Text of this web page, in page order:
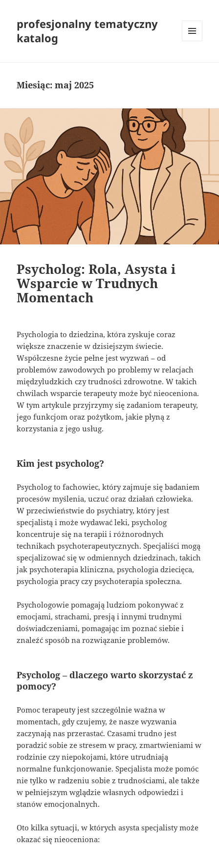
profesjonalny tematyczny
katalog
Miesiąc:maj 2025
Psycholog: Rola, Asysta i
Wsparcie w Trudnych
Momentach
Psychologia to dziedzina, która zyskuje coraz
większe znaczenie w dzisiejszym świecie.
Współczesne życie pełne jest wyzwań – od
problemów zawodowych po problemy w relacjach
międzyludzkich czy trudności zdrowotne. W takich
chwilach wsparcie terapeuty może być nieoceniona.
W tym artykule przyjrzymy się zadaniom terapeuty,
jego funkcjom oraz pożytkom, jakie płyną z
korzystania z jego usług.
Kim jest psycholog?
Psycholog to fachowiec, który zajmuje się badaniem
procesów myślenia, uczuć oraz działań człowieka.
W przeciwieństwie do psychiatry, który jest
specjalistą i może wydawać leki, psycholog
koncentruje się na terapii i różnorodnych
technikach psychoterapeutycznych. Specjaliści mogą
specjalizować się w odmiennych dziedzinach, takich
jak psychoterapia kliniczna, psychologia dziecięca,
psychologia pracy czy psychoterapia społeczna.
Psychologowie pomagają ludziom pokonywać z
emocjami, strachami, presją i innymi trudnymi
doświadczeniami, pomagając im poznać siebie i
znaleźć sposób na rozwiązanie problemów.
Psycholog – dlaczego warto skorzystać z
pomocy?
Pomoc terapeuty jest szczególnie ważna w
momentach, gdy czujemy, że nasze wyzwania
zaczynają nas przerastać. Czasami trudno jest
poradzić sobie ze stresem w pracy, zmartwieniami w
rodzinie czy niepokojami, które utrudniają
normalne funkcjonowanie. Specjalista może pomóc
nie tylko w radzeniu sobie z trudnościami, ale także
w pełniejszym wglądzie własnych odpowiedzi i
stanów emocjonalnych.
Oto kilka sytuacji, w których asysta specjalisty może
okazać się nieoceniona: